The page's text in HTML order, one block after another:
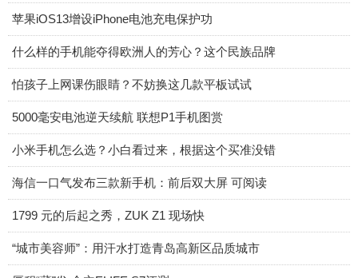
苹果iOS13增设iPhone电池充电保护功
什么样的手机能夺得欧洲人的芳心？这个民族品牌
怕孩子上网课伤眼睛？不妨换这几款平板试试
5000毫安电池逆天续航 联想P1手机图赏
小米手机怎么选？小白看过来，根据这个买准没错
海信一口气发布三款新手机：前后双大屏 可阅读
1799 元的后起之秀，ZUK Z1 现场快
“城市美容师”：用汗水打造青岛高新区品质城市